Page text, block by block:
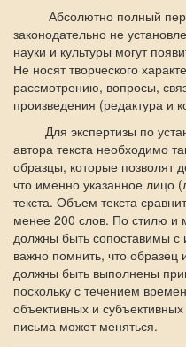
Абсолютно полный
законодательно не
науки и культуры могут
Не носят творческого
рассмотрению, вопросы,
произведения (редактура и
Для экспертизы по
автора текста необходимо
образцы, которые позволят
что именно указанное лицо
текста. Объем текста
менее 200 слов. По стилю и
должны быть сопоставимы
важно помнить, что
должны быть выполнены
поскольку с течением
объективных и
письма может меняться.